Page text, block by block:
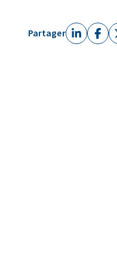
Partager Linkedin